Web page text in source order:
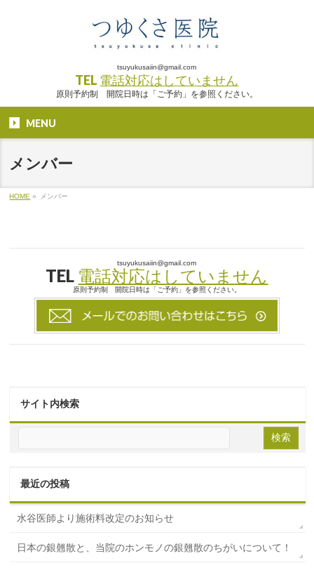
tsuyukusaiin@gmail.com
TEL 電話対応はしていません
原則予約制 開院日時は「ご予約」を参照ください。
MENU
メンバー
HOME » メンバー
tsuyukusaiin@gmail.com
TEL 電話対応はしていません
原則予約制 開院日時は「ご予約」を参照ください。
サイト内検索
最近の投稿
水谷医師より施術料改定のお知らせ
日本の銀翹散と、当院のホンモノの銀翹散のちがいについて！